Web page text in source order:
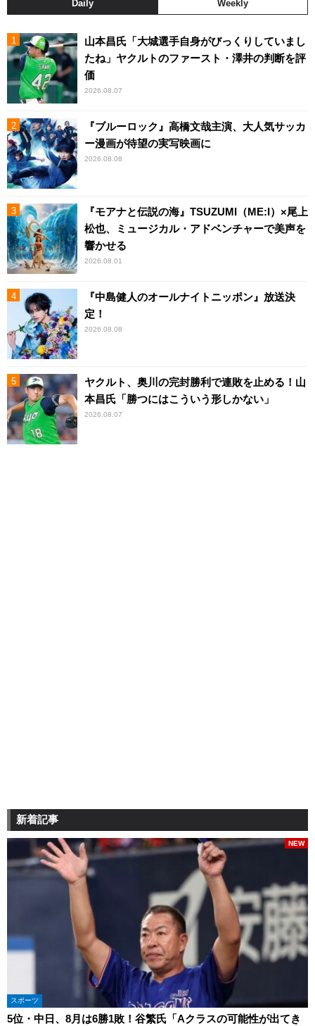
Daily Weekly
山本昌氏「大城選手自身がびっくりしていまし
たね」ヤクルトのファースト・澤井の判断を評
価
2026.08.07
『ブルーロック』高橋文哉主演、大人気サッカ
ー漫画が待望の実写映画に
2026.08.08
『モアナと伝説の海』TSUZUMI（ME:I）×尾上
松也、ミュージカル・アドベンチャーで美声を
響かせる
2026.08.01
『中島健人のオールナイトニッポン』放送決
定！
2026.08.08
ヤクルト、奥川の完封勝利で連敗を止める！山
本昌氏「勝つにはこういう形しかない」
2026.08.07
新着記事
スポーツ
5位・中日、8月は6勝1敗！谷繁氏「Aクラスの可能性が出てき
NEW